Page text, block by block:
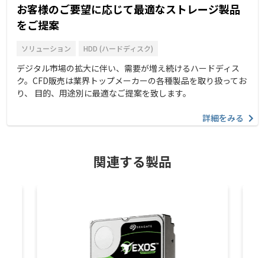
お客様のご要望に応じて最適なストレージ製品
をご提案
ソリューション HDD (ハードディスク)
デジタル市場の拡大に伴い、需要が増え続けるハードディス
ク。CFD販売は業界トップメーカーの各種製品を取り扱ってお
り、 目的、用途別に最適なご提案を致します。
詳細をみる
関連する製品